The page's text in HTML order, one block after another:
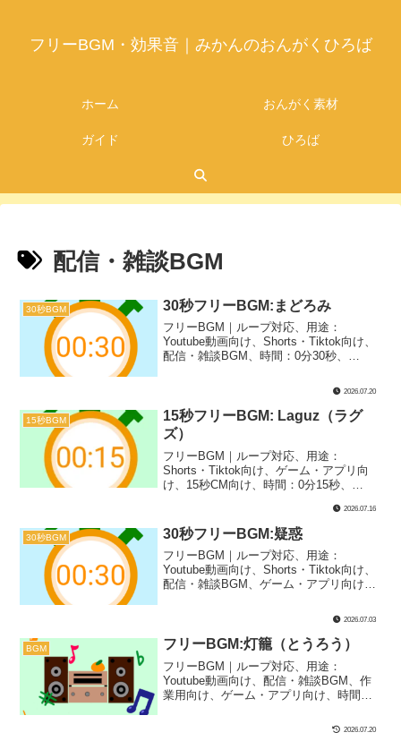
フリーBGM・効果音｜みかんのおんがくひろば
ホーム おんがく素材
ガイド ひろば
配信・雑談BGM
30秒BGM 30秒フリーBGM:まどろみ
フリーBGM｜ループ対応、用途：
Youtube動画向け、Shorts・Tiktok向け、
配信・雑談BGM、時間：0分30秒、
たり、楽器：オルゴール｜30秒BGM第42
弾！高音のキラキラしたオルゴールのロ
ーテンポな1曲です！寝落ちや待機画面で
のBGMにぴったり！
2026.07.20
15秒BGM
15秒フリーBGM: Laguz（ラグ
ズ）
フリーBGM｜ループ対応、用途：
Shorts・Tiktok向け、ゲーム・アプリ向
け、15秒CM向け、時間：0分15秒、
たり、楽器：シンセサイザー｜15秒BGM
第62弾！北欧の古ルーン文字「ᛚ（Laguz
/ ラグズ）」をテーマにしたアンビエント
系の1曲です！配信や作業用、寝落ちシー
ンなどにぴったり！
2026.07.16
30秒BGM 30秒フリーBGM:疑惑
フリーBGM｜ループ対応、用途：
Youtube動画向け、Shorts・Tiktok向け、
配信・雑談BGM、ゲーム・アプリ向け、
ジャンル：ゆったり、楽器：オルゴー
ル、シンセサイザー｜30秒BGM第40弾！
謎解きっぽい疑惑風BGMです！推理もの
やミステリーシーンなどにぴったり！
2026.07.03
BGM フリーBGM:灯籠（とうろう）
フリーBGM｜ループ対応、用途：
Youtube動画向け、配信・雑談BGM、作
業用向け、ゲーム・アプリ向け、時間：3
ル：ゆったり、おしゃれ、楽器：和風、
ファンタジー｜切ない夏の灯籠流しをイ
2026.07.20